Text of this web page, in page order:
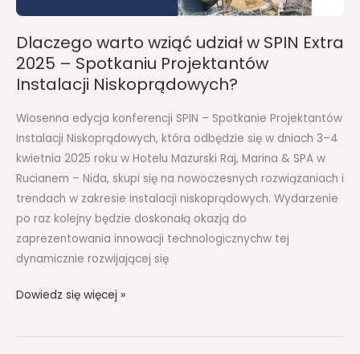
Dlaczego warto wziąć udział w SPIN Extra
2025 – Spotkaniu Projektantów
Instalacji Niskoprądowych?
Wiosenna edycja konferencji SPIN – Spotkanie Projektantów
Instalacji Niskoprądowych, która odbędzie się w dniach 3–4
kwietnia 2025 roku w Hotelu Mazurski Raj, Marina & SPA w
Rucianem – Nida, skupi się na nowoczesnych rozwiązaniach i
trendach w zakresie instalacji niskoprądowych. Wydarzenie
po raz kolejny będzie doskonałą okazją do
zaprezentowania innowacji technologicznychw tej
dynamicznie rozwijającej się
Projektantów
Instalacji
Niskoprądowych?
Dowiedz się więcej »